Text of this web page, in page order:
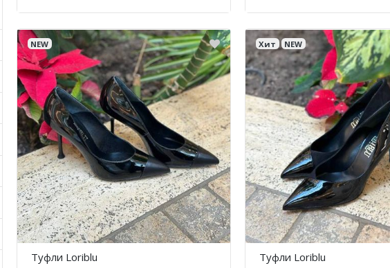
NEW
Туфли Loriblu
Хит NEW
Туфли Loriblu